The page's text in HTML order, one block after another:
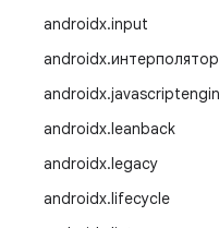
androidx.input
androidx.интерполятор
androidx.
androidx.leanback
androidx.legacy
androidx.lifecycle